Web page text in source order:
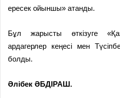
ересек ойыншы» атанды.
Бұл жарысты өткізуге
ардагерлер кеңесі мен
болды.
Әлібек ӘБДІРАШ.